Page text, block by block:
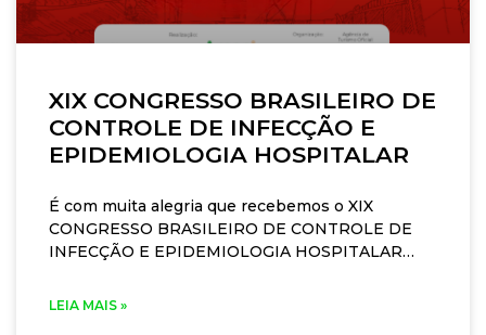
XIX CONGRESSO BRASILEIRO DE
CONTROLE DE INFECÇÃO E
EPIDEMIOLOGIA HOSPITALAR
É com muita alegria que recebemos o XIX
CONGRESSO BRASILEIRO DE CONTROLE DE
INFECÇÃO E EPIDEMIOLOGIA HOSPITALAR
pandemia de Covid-19. Mas dessa vez esperamos
LEIA MAIS »